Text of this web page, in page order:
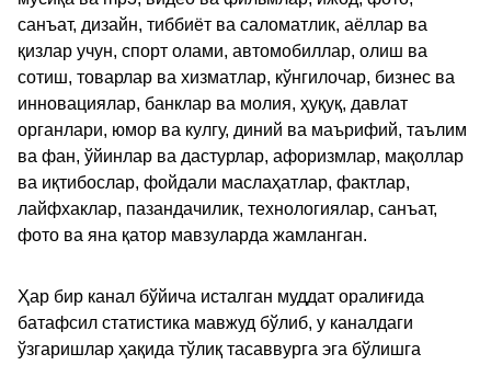
санъат, дизайн, тиббиёт ва саломатлик, аёллар ва
қизлар учун, спорт олами, автомобиллар, олиш ва
сотиш, товарлар ва хизматлар, кўнгилочар, бизнес ва
инновациялар, банклар ва молия, ҳуқуқ, давлат
органлари, юмор ва кулгу, диний ва маърифий, таълим
ва фан, ўйинлар ва дастурлар, афоризмлар, мақоллар
ва иқтибослар, фойдали маслаҳатлар, фактлар,
лайфхаклар, пазандачилик, технологиялар, санъат,
фото ва яна қатор мавзуларда жамланган.
Ҳар бир канал бўйича исталган муддат оралиғида
батафсил статистика мавжуд бўлиб, у каналдаги
ўзгаришлар ҳақида тўлиқ тасаввурга эга бўлишга